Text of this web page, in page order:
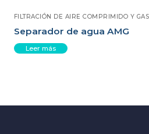
FILTRACIÓN DE AIRE COMPRIMIDO Y GAS
Separador de agua AMG
Leer más